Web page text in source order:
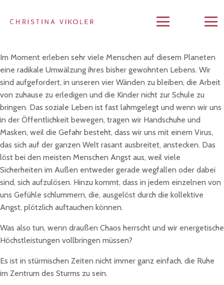
Im Moment erleben sehr viele Menschen auf diesem Planeten
eine radikale Umwälzung ihres bisher gewohnten Lebens. Wir
sind aufgefordert, in unseren vier Wänden zu bleiben, die Arbeit
von zuhause zu erledigen und die Kinder nicht zur Schule zu
bringen. Das soziale Leben ist fast lahmgelegt und wenn wir uns
in der Öffentlichkeit bewegen, tragen wir Handschuhe und
Masken, weil die Gefahr besteht, dass wir uns mit einem Virus,
das sich auf der ganzen Welt rasant ausbreitet, anstecken. Das
löst bei den meisten Menschen Angst aus, weil viele
Sicherheiten im Außen entweder gerade wegfallen oder dabei
sind, sich aufzulösen. Hinzu kommt, dass in jedem einzelnen von
uns Gefühle schlummern, die, ausgelöst durch die kollektive
Angst, plötzlich auftauchen können.
Was also tun, wenn draußen Chaos herrscht und wir energetische
Höchstleistungen vollbringen müssen?
Es ist in stürmischen Zeiten nicht immer ganz einfach, die Ruhe
im Zentrum des Sturms zu sein.